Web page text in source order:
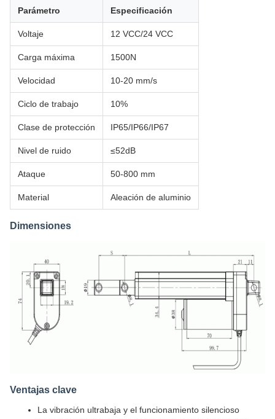
Parámetro Especificación
Voltaje 12 VCC/24 VCC
Carga máxima 1500N
Velocidad 10-20 mm/s
Ciclo de trabajo 10%
Clase de protección IP65/IP66/IP67
Nivel de ruido ≤52dB
Ataque 50-800 mm
Material Aleación de aluminio
Dimensiones
Ventajas clave
La vibración ultrabaja y el funcionamiento silencioso